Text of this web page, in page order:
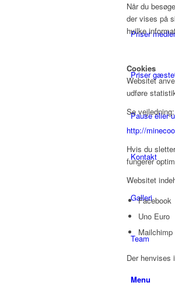
Priser
Priser
Pause eller
Kontakt
Galleri
Team
Menu
Når du
der vises på
hvilke
Cookies
Websitet
udføre
Se vejledning:
http://
Hvis du
fungerer
Websitet
Facebook
Uno Euro
Mailchimp
Der henvises